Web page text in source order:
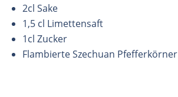
2cl Sake
1,5 cl Limettensaft
1cl Zucker
Flambierte Szechuan Pfefferkörner